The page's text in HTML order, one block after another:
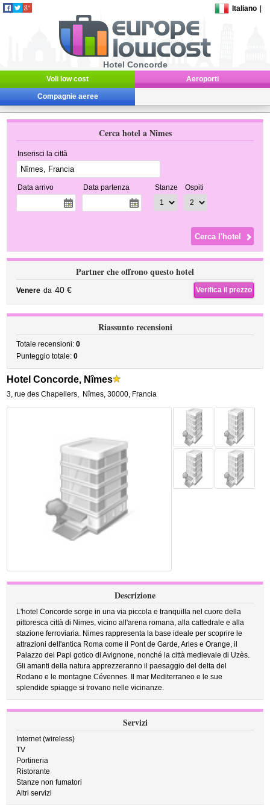
Italiano
Hotel Concorde
Voli low cost Aeroporti
Compagnie aeree
Cerca hotel a Nîmes
Inserisci la città
Data arrivo Data partenza Stanze Ospiti
Partner che offrono questo hotel
Venere da 40 € Verifica il prezzo
Riassunto recensioni
Totale recensioni:0
Punteggio totale:0
Hotel Concorde, Nîmes
3, rue des Chapeliers, Nîmes,30000, Francia
Descrizione
L'hotel Concorde sorge in una via piccola e tranquilla nel cuore della
pittoresca città di Nimes, vicino all'arena romana, alla cattedrale e alla
stazione ferroviaria. Nimes rappresenta la base ideale per scoprire le
attrazioni dell'antica Roma come il Pont de Garde, Arles e Orange, il
Palazzo dei Papi gotico di Avignone, nonché la città medievale di Uzès.
Gli amanti della natura apprezzeranno il paesaggio del delta del
Rodano e le montagne Cévennes. Il mar Mediterraneo e le sue
splendide spiagge si trovano nelle vicinanze.
Servizi
Internet (wireless)
TV
Portineria
Ristorante
Stanze non fumatori
Altri servizi